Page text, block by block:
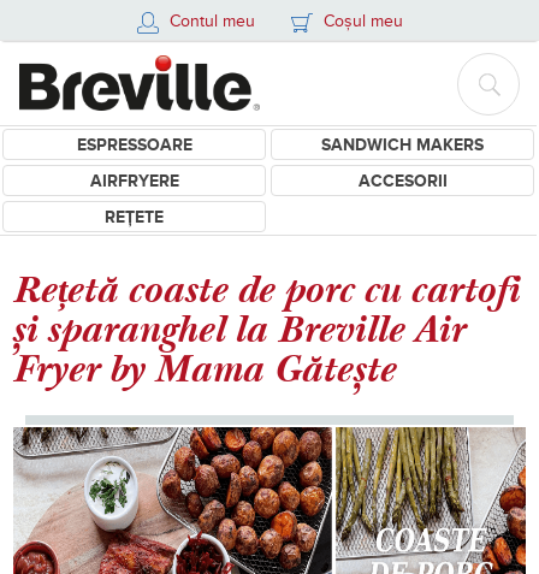
Contul meu Coșul meu
ESPRESSOARE
SANDWICH MAKERS
AIRFRYERE
ACCESORII
REȚETE
Rețetă coaste de porc cu cartofi
și sparanghel la Breville Air
Fryer by Mama Gătește